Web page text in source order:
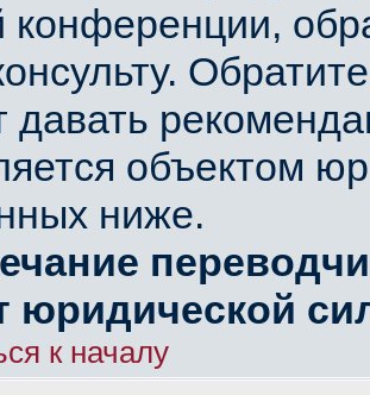
конференции,
давать
объектом
ниже.
юридической
к началу